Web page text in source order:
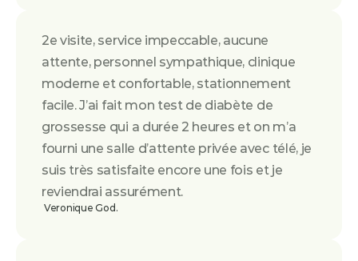
2e visite, service impeccable, aucune
attente, personnel sympathique, clinique
moderne et confortable, stationnement
facile. J’ai fait mon test de diabète de
grossesse qui a durée 2 heures et on m’a
fourni une salle d’attente privée avec télé, je
suis très satisfaite encore une fois et je
reviendrai assurément.
Veronique God.